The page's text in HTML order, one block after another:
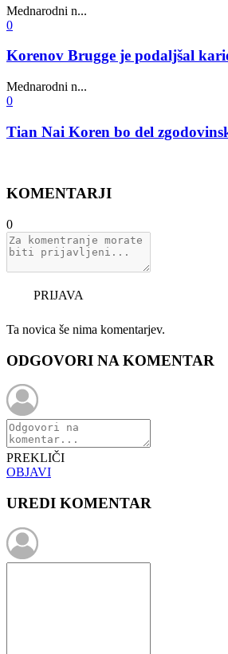
Mednarodni n...
0
Korenov Brugge je podaljšal
Mednarodni n...
0
Tian Nai Koren bo del
KOMENTARJI
0
PRIJAVA
Ta novica še nima komentarjev.
ODGOVORI NA KOMENTAR
PREKLIČI
OBJAVI
UREDI KOMENTAR